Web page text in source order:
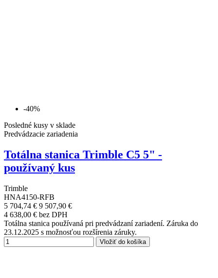
-40%
Posledné kusy v sklade
Predvádzacie zariadenia
Totálna stanica Trimble C5 5" -
používaný kus
Trimble
HNA4150-RFB
5 704,74 € 9 507,90 €
4 638,00 € bez DPH
Totálna stanica používaná pri predvádzaní zariadení. Záruka do
23.12.2025 s možnosťou rozšírenia záruky.
Vložiť do košíka